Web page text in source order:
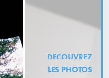
DECOUVREZ
LES PHOTOS